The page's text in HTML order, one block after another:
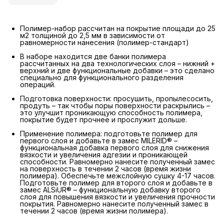
Полимер-набор рассчитан на покрытие площади до 25
м2 толщиной до 2,5 мм в зависимости от
равномерности нанесения (полимер-стандарт)
В наборе находится две банки полимера
рассчитанных на два технологических слоя – нижний +
верхний и две функциональные добавки – это сделано
специально для функционального разделения
операций.
Подготовка поверхности: просушить, пропылесосить,
продуть – так чтобы поры поверхности раскрылись –
это улучшит проникающую способность полимера,
покрытие будет прочнее и прослужит дольше.
Применение полимера: подготовьте полимер для
первого слоя и добавьте в замес MILERID® –
функциональная добавка первого слоя для снижения
вязкости и увеличения адгезии и проникающей
способности. Равномерно нанесите полученный замес
на поверхность в течении 2 часов (время жизни
полимера). Обеспечьте межслойную сушку 4-17 часов.
Подготовьте полимер для второго слоя и добавьте в
замес ALSiUR® – функциональную добавку второго
слоя для повышения вязкости и увеличения прочности
покрытия. Равномерно нанесите полученный замес в
течении 2 часов (время жизни полимера).